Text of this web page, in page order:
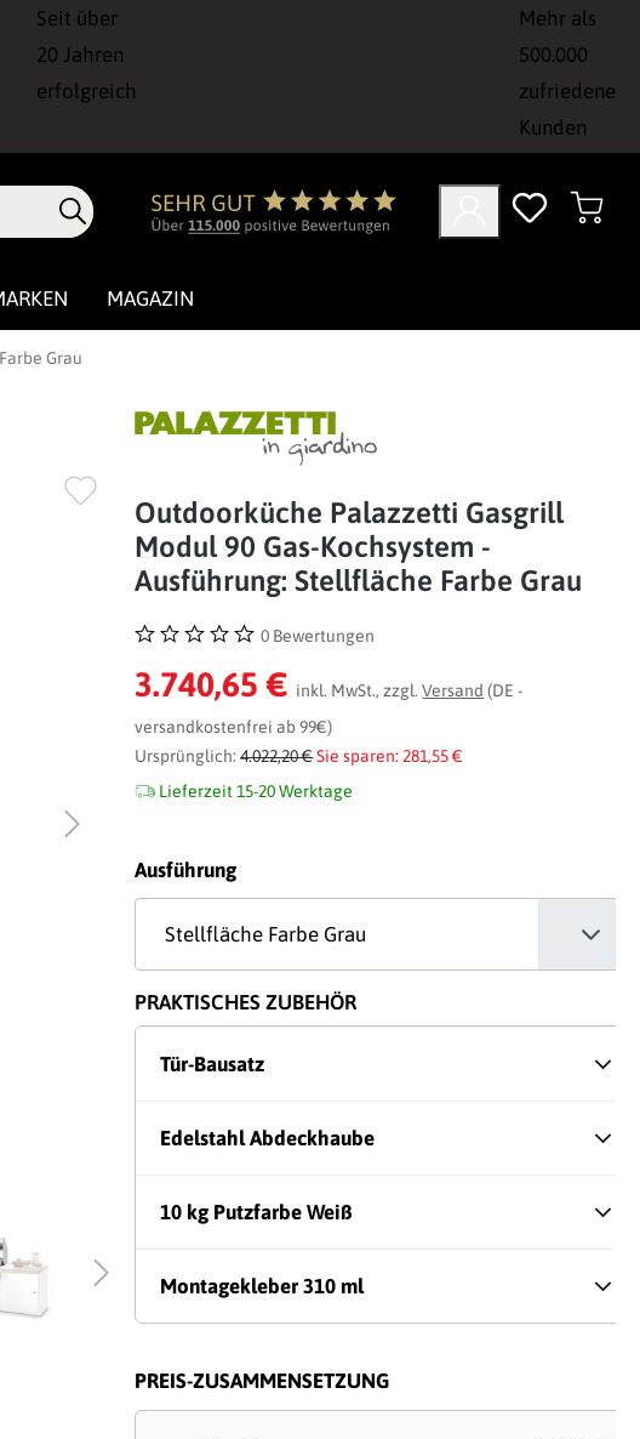
Seit über
20 Jahren
erfolgreich
Mehr als
500.000
zufriedene
Kunden
MAGAZIN
Grau
Outdoorküche Palazzetti Gasgrill
Modul 90 Gas-Kochsystem -
Ausführung: Stellfläche Farbe Grau
Durchschnittliche Bewertung von 0 von 5 Sternen
0 Bewertungen
3.740,65 € inkl. MwSt., zzgl.Versand (DE -
versandkostenfrei ab 99€)
Ursprünglich:4.022,20 €Sie sparen: 281,55 €
Lieferzeit 15-20 Werktage
Ausführungauswählen
PRAKTISCHES ZUBEHÖR
Tür-Bausatz
Edelstahl Abdeckhaube
10 kg Putzfarbe Weiß
Montagekleber 310 ml
PREIS-ZUSAMMENSETZUNG